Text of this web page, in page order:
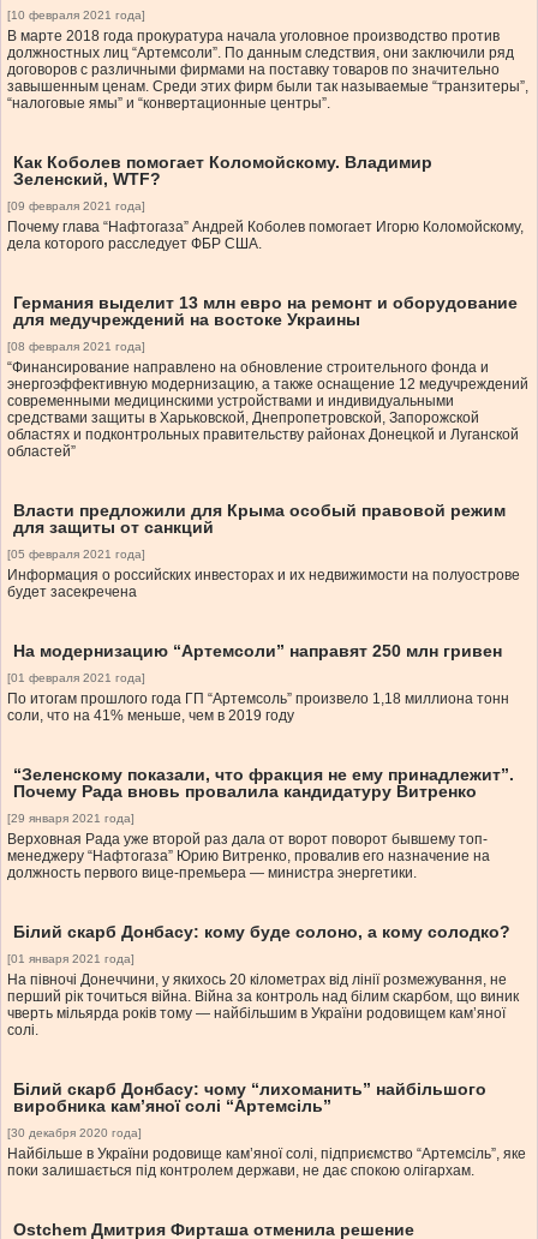
[10 февраля 2021 года]
В марте 2018 года прокуратура начала уголовное производство против
должностных лиц “Артемсоли”. По данным следствия, они заключили ряд
договоров с различными фирмами на поставку товаров по значительно
завышенным ценам. Среди этих фирм были так называемые “транзитеры”,
“налоговые ямы” и “конвертационные центры”.
Как Коболев помогает Коломойскому. Владимир
Зеленский, WTF?
[09 февраля 2021 года]
Почему глава “Нафтогаза” Андрей Коболев помогает Игорю Коломойскому,
дела которого расследует ФБР США.
Германия выделит 13 млн евро на ремонт и оборудование
для медучреждений на востоке Украины
[08 февраля 2021 года]
“Финансирование направлено на обновление строительного фонда и
энергоэффективную модернизацию, а также оснащение 12 медучреждений
современными медицинскими устройствами и индивидуальными
средствами защиты в Харьковской, Днепропетровской, Запорожской
областях и подконтрольных правительству районах Донецкой и Луганской
областей”
Власти предложили для Крыма особый правовой режим
для защиты от санкций
[05 февраля 2021 года]
Информация о российских инвесторах и их недвижимости на полуострове
будет засекречена
На модернизацию “Артемсоли” направят 250 млн гривен
[01 февраля 2021 года]
По итогам прошлого года ГП “Артемсоль” произвело 1,18 миллиона тонн
соли, что на 41% меньше, чем в 2019 году
“Зеленскому показали, что фракция не ему принадлежит”.
Почему Рада вновь провалила кандидатуру Витренко
[29 января 2021 года]
Верховная Рада уже второй раз дала от ворот поворот бывшему топ-
менеджеру “Нафтогаза” Юрию Витренко, провалив его назначение на
должность первого вице-премьера — министра энергетики.
Білий скарб Донбасу: кому буде солоно, а кому солодко?
[01 января 2021 года]
На півночі Донеччини, у якихось 20 кілометрах від лінії розмежування, не
перший рік точиться війна. Війна за контроль над білим скарбом, що виник
чверть мільярда років тому — найбільшим в України родовищем кам’яної
солі.
Білий скарб Донбасу: чому “лихоманить” найбільшого
виробника кам’яної солі “Артемсіль”
[30 декабря 2020 года]
Найбільше в України родовище кам’яної солі, підприємство “Артемсіль”, яке
поки залишається під контролем держави, не дає спокою олігархам.
Ostchem Дмитрия Фирташа отменила решение